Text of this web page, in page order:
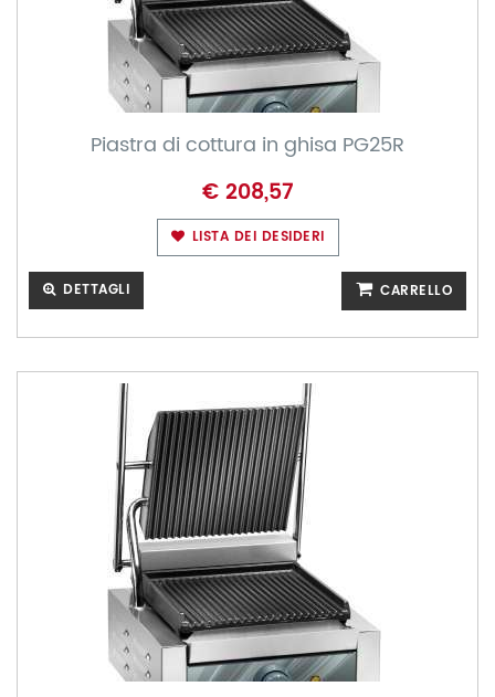
Piastra di cottura in ghisa PG25R
€ 208,57
LISTA DEI DESIDERI
DETTAGLI CARRELLO